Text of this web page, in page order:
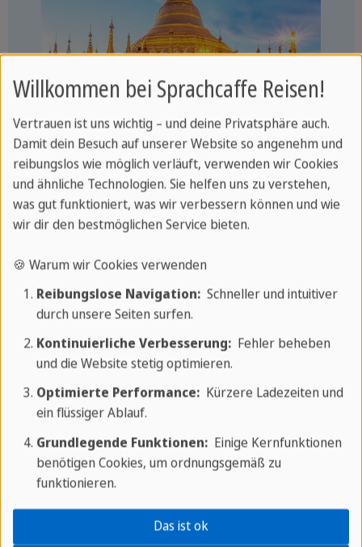
Frühere Hauptstadt
Britische Kolonialgebäude
Shwedagon Pagode
Sehenswertes Yangon
Bagan
Willkommen bei Sprachcaffe Reisen!
Vertrauen ist uns wichtig – und deine Privatsphäre auch.
Damit dein Besuch auf unserer Website so angenehm und
reibungslos wie möglich verläuft, verwenden wir Cookies
und ähnliche Technologien. Sie helfen uns zu verstehen,
was gut funktioniert, was wir verbessern können und wie
wir dir den bestmöglichen Service bieten.
🍪 Warum wir Cookies verwenden
Reibungslose Navigation:Schneller und intuitiver
durch unsere Seiten surfen.
Kontinuierliche Verbesserung:Fehler beheben
und die Website stetig optimieren.
Optimierte Performance:Kürzere Ladezeiten und
ein flüssiger Ablauf.
Grundlegende Funktionen:Einige Kernfunktionen
benötigen Cookies, um ordnungsgemäß zu
funktionieren.
Das ist ok